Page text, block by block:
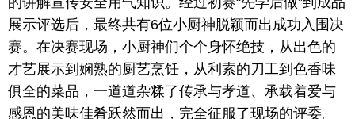
展示评选后，最终共有6位小厨神脱颖而出成功入围决
赛。在决赛现场，小厨神们个个身怀绝技，从出色的
才艺展示到娴熟的厨艺烹饪，从利索的刀工到色香味
俱全的菜品，一道道杂糅了传承与孝道、承载着爱与
感恩的美味佳肴跃然而出，完全征服了现场的评委。